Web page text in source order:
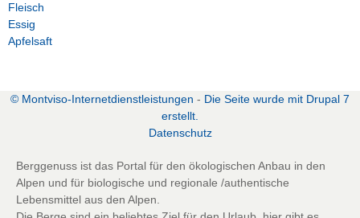
Fleisch
Essig
Apfelsaft
© Montviso-Internetdienstleistungen - Die Seite wurde mit Drupal 7
erstellt.
Datenschutz
Berggenuss ist das Portal für den ökologischen Anbau in den
Alpen und für biologische und regionale /authentische
Lebensmittel aus den Alpen.